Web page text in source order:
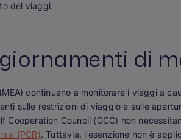
dei viaggi.
di
continuano a monitorare i viaggi a
sulle restrizioni di viaggio e sulle
Cooperation Council (GCC) non
(PCR). Tuttavia, l'esenzione non è